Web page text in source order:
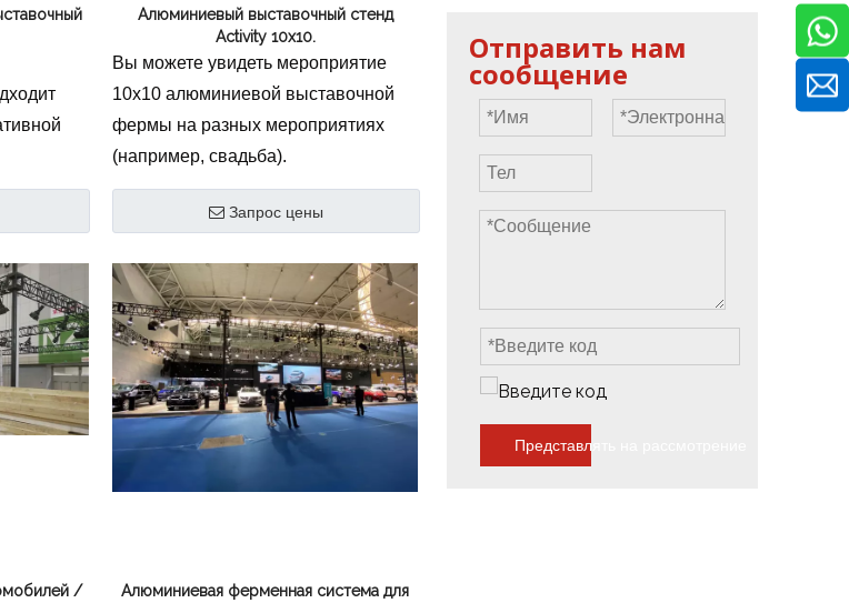
внешний
Алюминиевый выставочный стенд
Activity 10х10.
Вы можете увидеть мероприятие
10x10 алюминиевой выставочной
фермы на разных мероприятиях
(например, свадьба).
Запрос цены
/
Алюминиевая ферменная система для
Отправить нам
сообщение
Представлять на рассмотрение